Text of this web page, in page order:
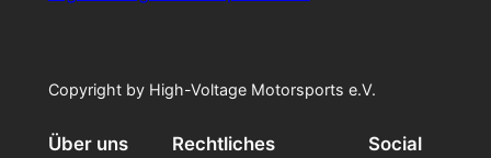
Copyright by High-Voltage Motorsports e.V.
Über uns Rechtliches Social